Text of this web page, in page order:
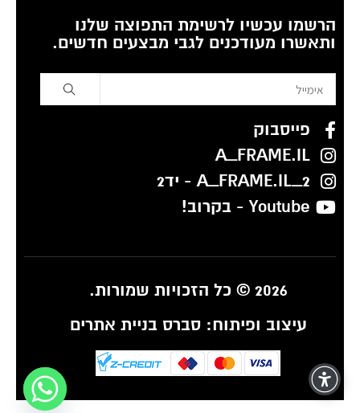
הרשמו עכשיו לרשימת התפוצה שלנו
ותאשרו מעודכנים לגבי מבצעים חדשים.
פייסבוק
A_FRAME.IL
A_FRAME.IL_2 - יד2
Youtube - בקרוב!
2026 © כל הזכויות שמורות.
עיצוב ופיתוח:סברס בניית אתרים